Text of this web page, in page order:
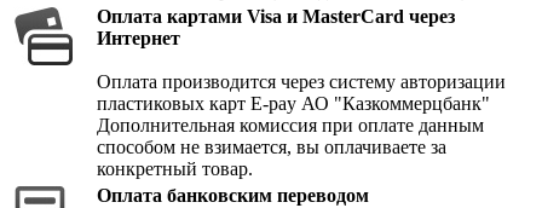
Оплата картами Visa и MasterCard через
Интернет
Оплата производится через систему авторизации
пластиковых карт E-pay АО "Казкоммерцбанк"
Дополнительная комиссия при оплате данным
способом не взимается, вы оплачиваете за
конкретный товар.
Оплата банковским переводом